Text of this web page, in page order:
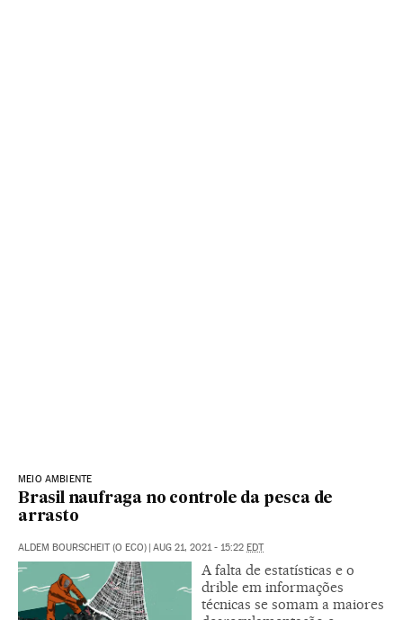
MEIO AMBIENTE
Brasil naufraga no controle da pesca de
arrasto
ALDEM BOURSCHEIT (O ECO) AUG 21, 2021 - 15:22 EDT
A falta de estatísticas e o
drible em informações
técnicas se somam a maiores